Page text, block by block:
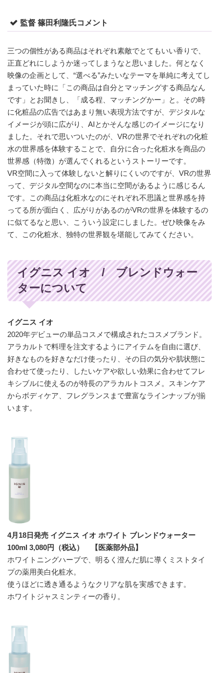
監督 篠田利隆氏コメント
三つの個性がある商品はそれぞれ素敵でとてもいい香りで、
正直どれにしようか迷ってしまうなと思いました。何となく
映像の企画として、“選べる”みたいなテーマを単純に考えてし
まっていた時に「この商品は自分とマッチングする商品なん
です」とお聞きし、「成る程、マッチングかー」と。その時
に化粧品の広告ではあまり無い表現方法ですが、デジタルな
イメージが頭に広がり、AIとかそんな感じのイメージになり
ました。それで思いついたのが、VRの世界でそれぞれの化粧
水の世界感を体験することで、自分に合った化粧水を商品の
世界感（特徴）が選んでくれるというストーリーです。
VR空間に入って体験しないと解りにくいのですが、VRの世界
って、デジタル空間なのに本当に空間があるように感じるん
です。この商品は化粧水なのにそれぞれ不思議と世界感を持
ってる所が面白く、広がりがあるのがVRの世界を体験するの
に似てるなと思い、こういう設定にしました。ぜひ映像をみ
て、この化粧水、独特の世界観を堪能してみてください。
イグニス イオ / ブレンドウォー
ターについて
イグニス イオ
2020年デビューの単品コスメで構成されたコスメブランド。
アラカルトで料理を注文するようにアイテムを自由に選び、
好きなものを好きなだけ使ったり、その日の気分や肌状態に
合わせて使ったり、したいケアや欲しい効果に合わせてフレ
キシブルに使えるのが特長のアラカルトコスメ。スキンケア
からボディケア、フレグランスまで豊富なラインナップが揃
います。
4月18日発売 イグニス イオ ホワイト ブレンドウォーター
100ml 3,080円（税込） 【医薬部外品】
ホワイトニングハーブで、明るく澄んだ肌に導くミストタイ
プの薬用美白化粧水。
使うほどに透き通るようなクリアな肌を実感できます。
ホワイトジャスミンティーの香り。